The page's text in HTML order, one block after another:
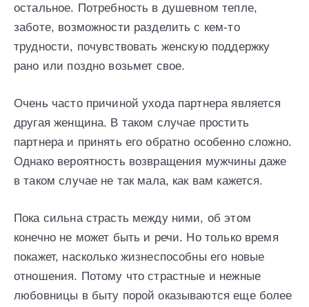
остальное. Потребность в душевном тепле,
заботе, возможности разделить с кем-то
трудности, почувствовать женскую поддержку
рано или поздно возьмет свое.
Очень часто причиной ухода партнера является
другая женщина. В таком случае простить
партнера и принять его обратно особенно сложно.
Однако вероятность возвращения мужчины даже
в таком случае не так мала, как вам кажется.
Пока сильна страсть между ними, об этом
конечно не может быть и речи. Но только время
покажет, насколько жизнеспособны его новые
отношения. Потому что страстные и нежные
любовницы в быту порой оказываются еще более